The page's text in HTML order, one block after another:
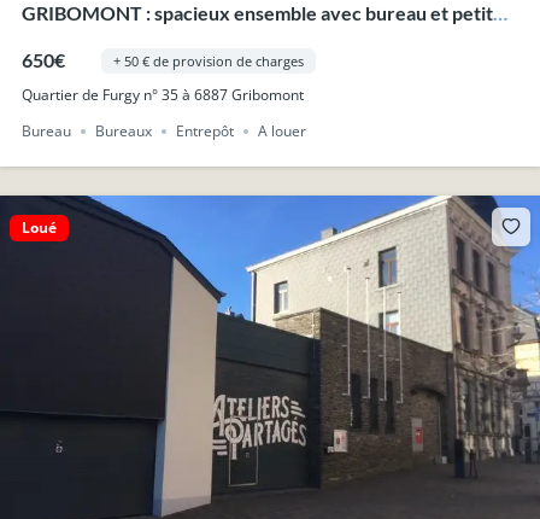
GRIBOMONT : spacieux ensemble avec bureau et petit
650€
+ 50 € de provision de charges
Quartier de Furgy n° 35 à 6887 Gribomont
Bureau
Bureaux Entrepôt A louer
Loué